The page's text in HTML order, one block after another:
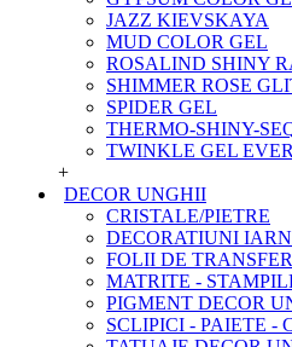
JAZZ KIEVSKAYA
MUD COLOR GEL
ROSALIND SHINY
SHIMMER ROSE
SPIDER GEL
THERMO-SHINY-
TWINKLE GEL
+
DECOR UNGHII
CRISTALE/PIETRE
DECORATIUNI
FOLII DE TRANSFER
MATRITE -
PIGMENT DECOR
SCLIPICI - PAIETE -